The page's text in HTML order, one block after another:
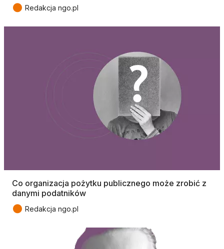
● Redakcja ngo.pl
Co organizacja pożytku publicznego może zrobić z
danymi podatników
● Redakcja ngo.pl